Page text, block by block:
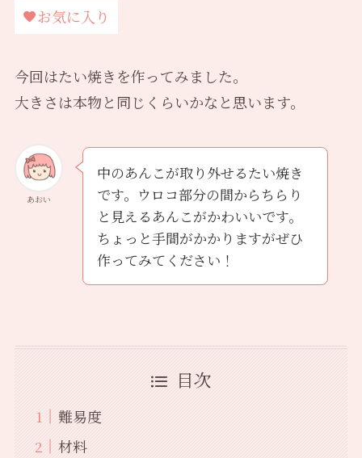
お気に入り
今回はたい焼きを作ってみました。
大きさは本物と同じくらいかなと思います。
あおい
中のあんこが取り外せるたい焼き
です。ウロコ部分の間からちらり
と見えるあんこがかわいいです。
ちょっと手間がかかりますがぜひ
作ってみてください！
目次
難易度
材料